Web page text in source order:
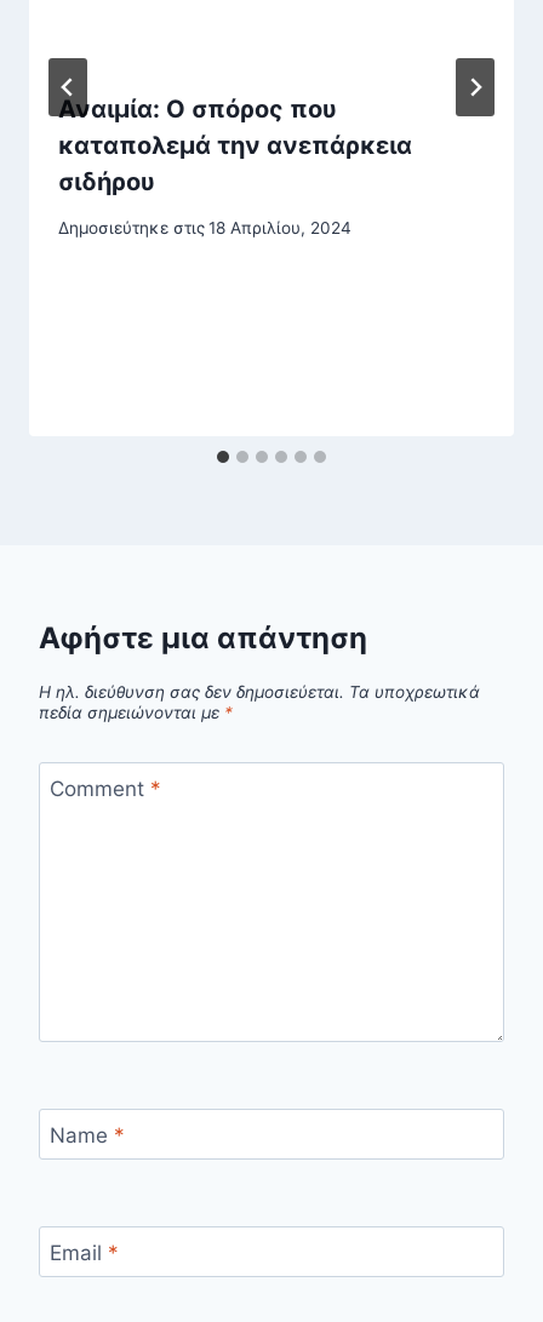
Αναιμία: Ο σπόρος που
καταπολεμά την ανεπάρκεια
σιδήρου
Δημοσιεύτηκε στις18 Απριλίου, 2024
Αφήστε μια απάντηση
Η ηλ. διεύθυνση σας δεν δημοσιεύεται. Τα υποχρεωτικά
πεδία σημειώνονται με *
Comment *
Name *
Email *